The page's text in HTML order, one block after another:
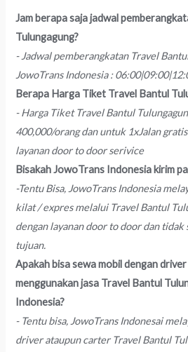
Jam berapa saja jadwal
Tulungagung?
- Jadwal pemberangkatan Travel
JowoTrans Indonesia :
Berapa Harga Tiket Travel Bantul
- Harga Tiket Travel Bantul
400,000/orang dan untuk 1xJalan
layanan door to door serivice
Bisakah JowoTrans Indonesia kirim
-Tentu Bisa, JowoTrans Indonesia
kilat / expres melalui Travel Bantul
dengan layanan door to door dan tidak
tujuan.
Apakah bisa sewa mobil dengan
menggunakan jasa Travel Bantul
Indonesia?
- Tentu bisa, JowoTrans Indonesai
driver ataupun carter Travel Bantul